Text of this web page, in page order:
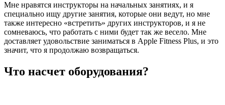
Мне нравятся инструкторы на начальных занятиях, и я
специально ищу другие занятия, которые они ведут, но мне
также интересно «встретить» других инструкторов, и я не
сомневаюсь, что работать с ними будет так же весело. Мне
доставляет удовольствие заниматься в Apple Fitness Plus, и это
значит, что я продолжаю возвращаться.
Что насчет оборудования?